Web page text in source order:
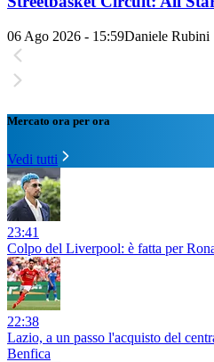
06 Ago 2026 - 15:59Daniele Rubini
Mercato ora per ora
Vedi tutti
23:41
Colpo del Liverpool: è fatta per
22:38
Lazio, a un passo l'acquisto del
Benfica